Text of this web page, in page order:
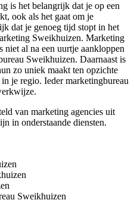
is het belangrijk dat je op een
ook als het gaat om je
dat je genoeg tijd stopt in het
Sweikhuizen. Marketing
niet al na een uurtje aankloppen
Sweikhuizen. Daarnaast is
zo uniek maakt ten opzichte
je regio. Ieder marketingbureau
van marketing agencies uit
in onderstaande diensten.
Sweikhuizen